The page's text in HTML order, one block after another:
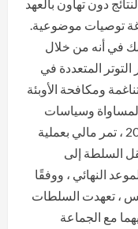
دون تهاون بالعهد
توصيات موضوعية.
في أنه من خلال
المتعددة في
ومكافحة الأوبئة
المساواة وسياسات
الهيمنة ونهب الموارد. منذ أغسطس 2020 ، تمر مالي بعملية
في 26 مارس 2024 مع نقل السلطة إلى
النهائي ، ووفقًا
، تعهدت السلطات
مع الجماعة